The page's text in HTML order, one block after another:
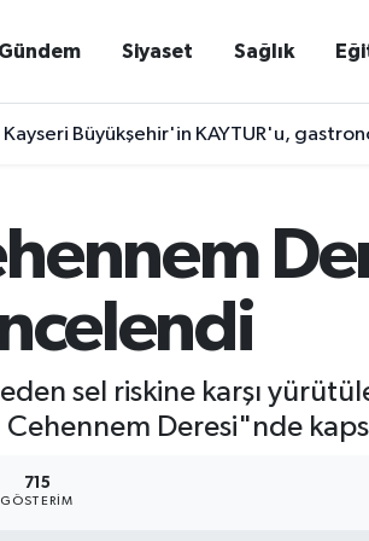
Gündem Siyaset Sağlık
Kayseri Büyükşehir'in KAYTUR'u,
sel riskine karşı
Cehennem Deresi"nde
715
GÖSTERIM